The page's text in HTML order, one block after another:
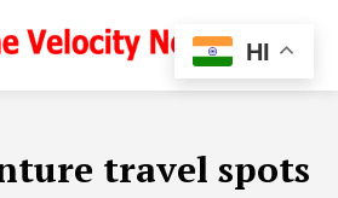
travel spots
HI